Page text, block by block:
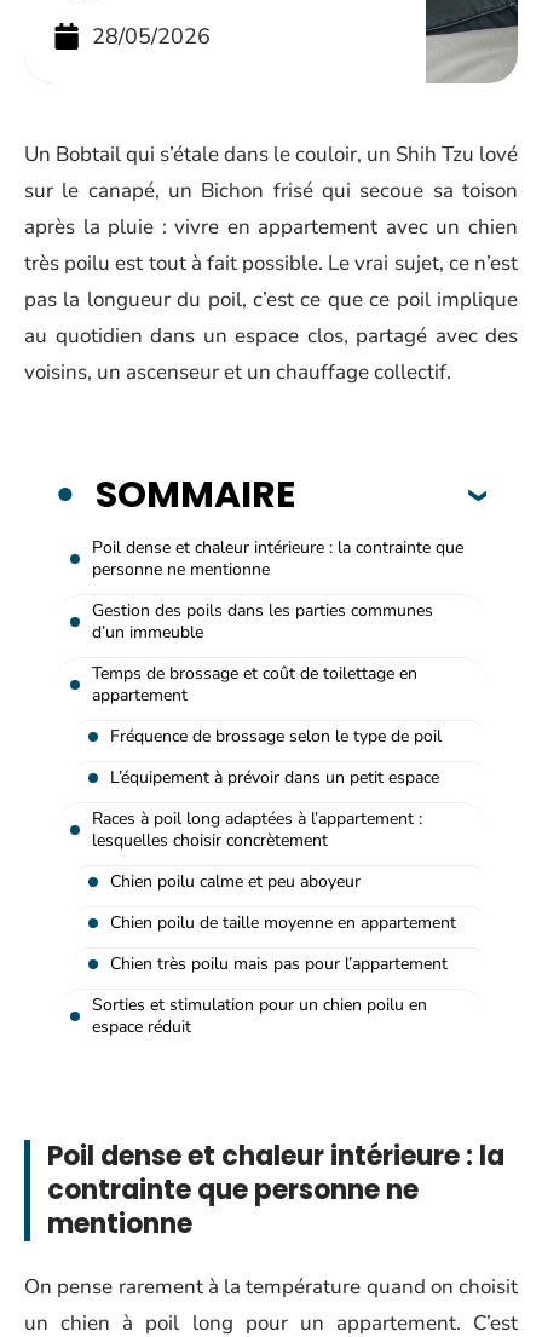
28/05/2026
Un Bobtail qui s’étale dans le couloir, un Shih Tzu lové
sur le canapé, un Bichon frisé qui secoue sa toison
après la pluie : vivre en appartement avec un chien
très poilu est tout à fait possible. Le vrai sujet, ce n’est
pas la longueur du poil, c’est ce que ce poil implique
au quotidien dans un espace clos, partagé avec des
voisins, un ascenseur et un chauffage collectif.
SOMMAIRE
Poil dense et chaleur intérieure : la contrainte que
personne ne mentionne
Gestion des poils dans les parties communes
d’un immeuble
Temps de brossage et coût de toilettage en
appartement
Fréquence de brossage selon le type de poil
L’équipement à prévoir dans un petit espace
Races à poil long adaptées à l’appartement :
lesquelles choisir concrètement
Chien poilu calme et peu aboyeur
Chien poilu de taille moyenne en appartement
Chien très poilu mais pas pour l’appartement
Sorties et stimulation pour un chien poilu en
espace réduit
Poil dense et chaleur intérieure : la
contrainte que personne ne
mentionne
On pense rarement à la température quand on choisit
un chien à poil long pour un appartement. C’est